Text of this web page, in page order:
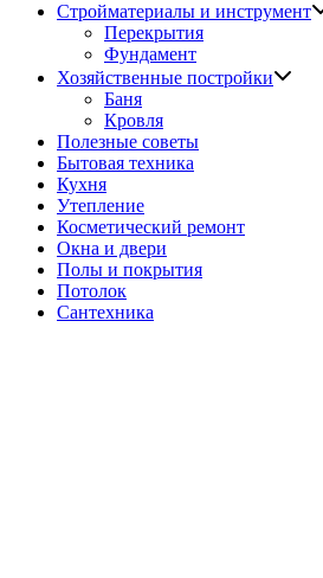
Стройматериалы и инструмент
Перекрытия
Фундамент
Хозяйственные постройки
Баня
Кровля
Полезные советы
Бытовая техника
Кухня
Утепление
Косметический ремонт
Окна и двери
Полы и покрытия
Потолок
Сантехника